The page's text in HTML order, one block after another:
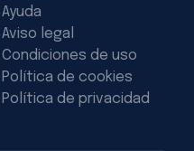
Ayuda
Aviso legal
Condiciones de uso
Política de cookies
Política de privacidad